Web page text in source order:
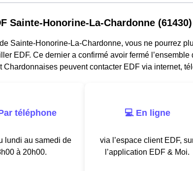
Sainte-Honorine-La-Chardonne (61430)
Sainte-Honorine-La-Chardonne, vous ne pourrez
EDF. Ce dernier a confirmé avoir fermé
Chardonnaises peuvent contacter EDF via internet,
téléphone
lundi au samedi de
à 20h00.
💻 En ligne
via l’espace client EDF,
l’application EDF & Moi.